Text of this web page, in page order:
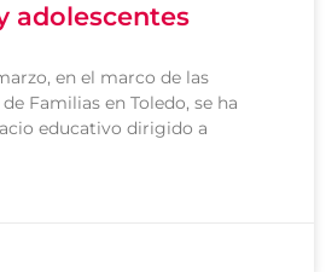
adolescentes
en el marco de las
Familias en Toledo, se ha
educativo dirigido a